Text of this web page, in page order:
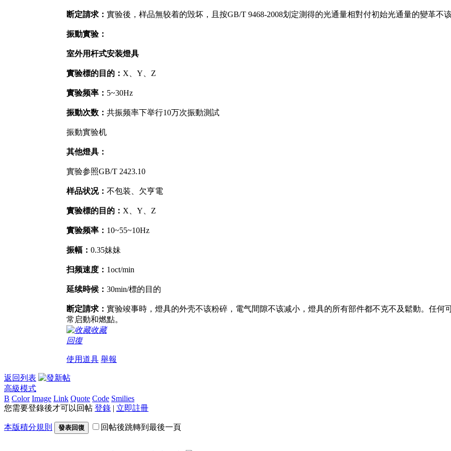
断定請求： 實验後，样品無较着的毁坏，且按GB/T 9468-2008划定測得的光通量相對付初始光通量的變革不该
振動實验：
室外用杆式安装燈具
實验標的目的： X、Y、Z
實验频率： 5~30Hz
振動次数： 共振频率下举行10万次振動測試
振動實验机
其他燈具：
實验参照GB/T 2423.10
样品状况： 不包装、欠亨電
實验標的目的： X、Y、Z
實验频率： 10~55~10Hz
振幅： 0.35妹妹
扫频速度： 1oct/min
延续時候： 30min/標的目的
断定請求： 實验竣事時，燈具的外壳不该粉碎，電气間隙不该减小，燈具的所有部件都不克不及鬆動。任
常启動和燃點。
收藏
回復
使用道具 舉報
返回列表
高級模式
B Color Image Link Quote Code Smilies
您需要登錄後才可以回帖 登錄 | 立即註冊
本版積分規則 發表回復 回帖後跳轉到最後一頁